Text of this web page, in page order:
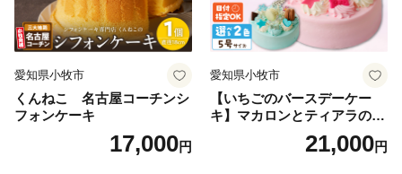
大学などの文教施設と、中核病院である日赤病院をもつ
武蔵境圏。市では、三域の個性を生かしつつ、全体が調
また、市内には芸術家や事業家・学者などが多数居住し
ています。市民の意識も高く、水準の高い行政が求めら
の先駆的な施策を展開してきました。例えば、元祖コミ
愛知県小牧市
くんねこ 名古屋コーチンシ
フォンケーキ
17,000円
愛知県小牧市
【いちごのバースデーケー
キ】マカロンとティアラのケ
ーキ スイーツ 日時指定可 デ
ザート 洋菓子 お取り寄せ 愛
21,000円